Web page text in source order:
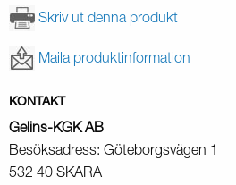
Skriv ut denna produkt
Maila produktinformation
KONTAKT
Gelins-KGK AB
Besöksadress: Göteborgsvägen 1
532 40 SKARA